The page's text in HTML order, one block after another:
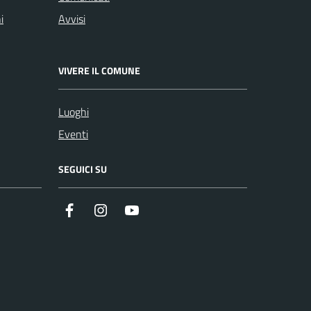
Avvisi
VIVERE IL COMUNE
Luoghi
Eventi
SEGUICI SU
Facebook Instagram